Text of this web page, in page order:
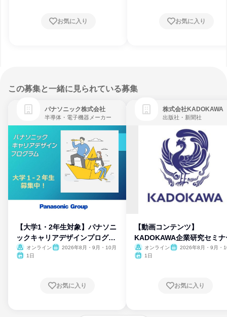
お気に入り お気に入り
この募集と一緒に見られている募集
パナソニック株式会社
半導体・電子機器メーカー
【大学1・2年生対象】パナソニ
ックキャリアデザインプログラ
ム
オンライン
2026年8月・9月・10月
1日
お気に入り
株式会社KADOKAWA
出版社・新聞社
【動画コンテンツ】
KADOKAWA企業研究セミナ
オンライン
2026年8月・9月・
1日
お気に入り